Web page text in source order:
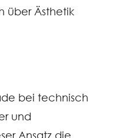
über Ästhetik
bei technisch
und
Ansatz die